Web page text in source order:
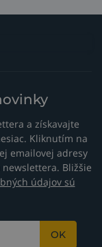
a získavajte
Kliknutím na
emailovej adresy
Bližšie
údajov sú
OK